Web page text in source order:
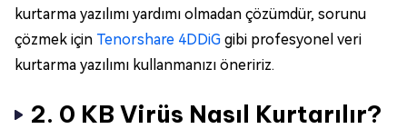
kurtarma yazılımı yardımı olmadan çözümdür, sorunu
çözmek için Tenorshare 4DDiG gibi profesyonel veri
kurtarma yazılımı kullanmanızı öneririz.
2. 0 KB Virüs Nasıl Kurtarılır?